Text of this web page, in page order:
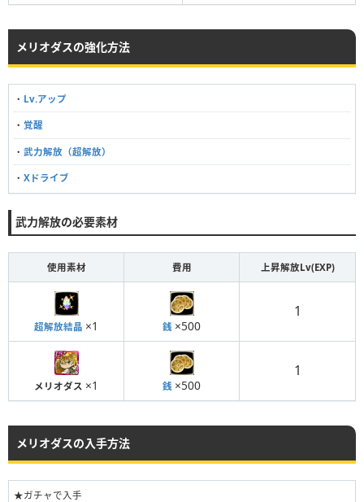
メリオダスの強化方法
・ Lv.アップ
・ 覚醒
・ 武力解放（超解放）
・ Xドライブ
武力解放の必要素材
使用素材 費用 上昇解放Lv(EXP)
超解放結晶 ×1 銭 ×500
1
メリオダス ×1 銭 ×500
1
メリオダスの入手方法
★ガチャで入手